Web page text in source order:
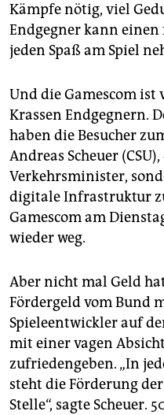
Kämpfe nötig, viel
Endgegner kann
jeden Spaß am Spiel
Und die Gamescom ist
Krassen Endgegnern.
haben die Besucher
Andreas Scheuer
Verkehrsminister,
digitale Infrastruktur
Gamescom am
wieder weg.
Aber nicht mal Geld
Fördergeld vom Bund
Spieleentwickler auf
mit einer vagen
zufriedengeben. „In
steht die Förderung
Stelle“, sagte Scheuer.